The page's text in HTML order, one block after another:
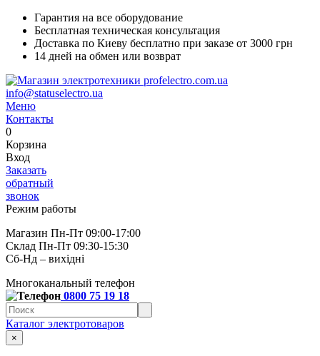
Гарантия на все оборудование
Бесплатная техническая консультация
Доставка по Киеву бесплатно при заказе от 3000 грн
14 дней на обмен или возврат
info@statuselectro.ua
Меню
Контакты
0
Корзина
Вход
Заказать
обратный
звонок
Режим работы
Магазин Пн-Пт 09:00-17:00
Склад Пн-Пт 09:30-15:30
Сб-Нд – вихідні
Многоканальный телефон
0800 75 19 18
Каталог электротоваров
×